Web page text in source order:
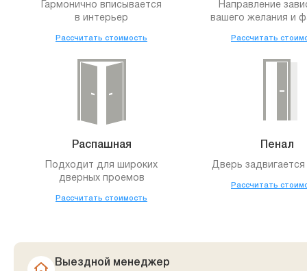
Гармонично вписывается
в интерьер
Рассчитать стоимость
Направление
вашего желания и
Рассчитать
Распашная
Подходит для широких
дверных проемов
Рассчитать стоимость
Пенал
Дверь задвигается
Рассчитать
Выездной менеджер